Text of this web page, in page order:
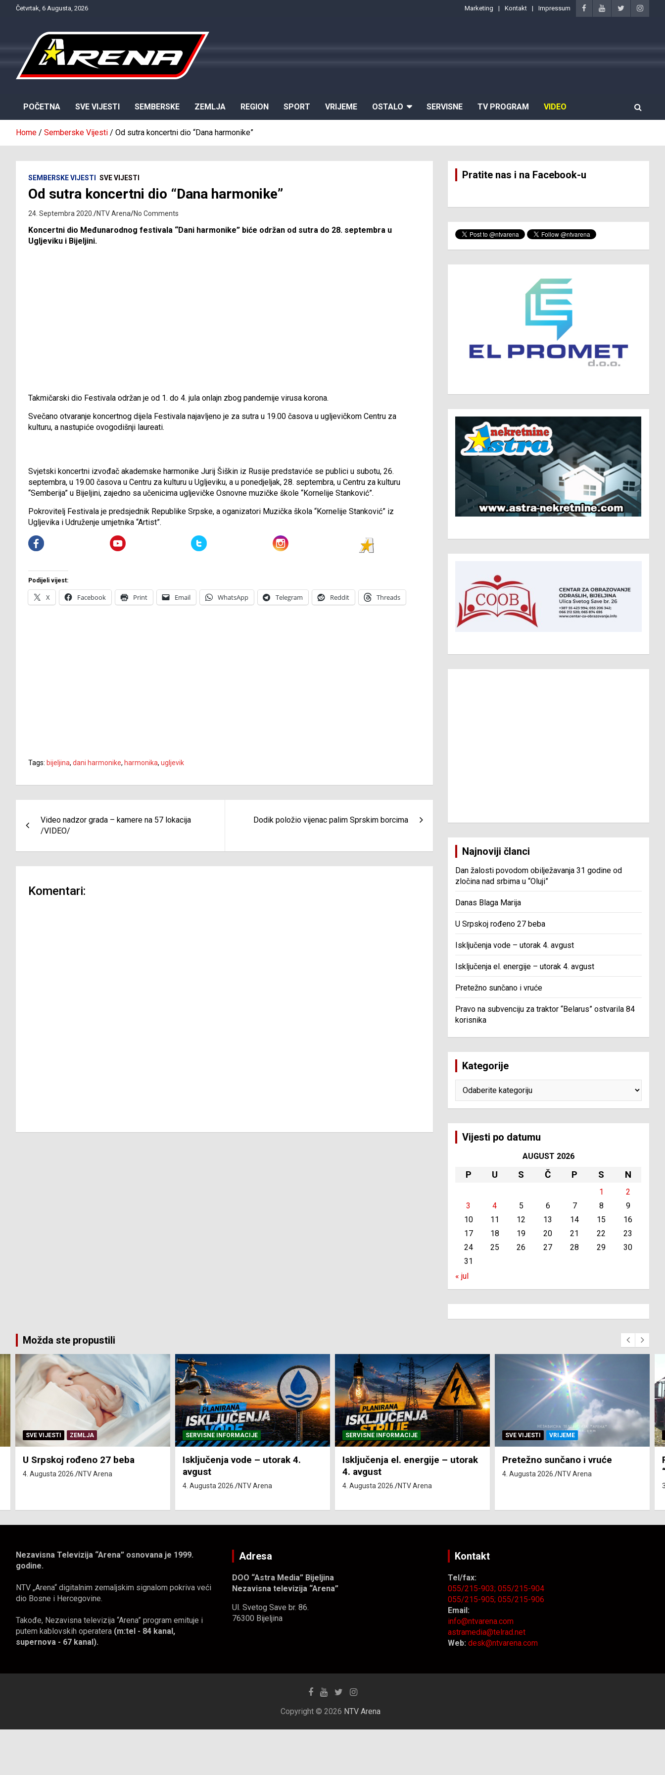
Četvrtak, 6 Augusta, 2026 Marketing Kontakt Impressum
POČETNA SVE VIJESTI SEMBERSKE ZEMLJA REGION SPORT VRIJEME OSTALO SERVISNE TV PROGRAM VIDEO
Home Semberske Vijesti Od sutra koncertni dio “Dana harmonike”
SEMBERSKE VIJESTI SVE VIJESTI
Od sutra koncertni dio “Dana harmonike”
24. Septembra 2020. NTV Arena No Comments
Koncertni dio Međunarodnog festivala “Dani harmonike” biće održan od sutra do 28. septembra u
Ugljeviku i Bijeljini.
Takmičarski dio Festivala održan je od 1. do 4. jula onlajn zbog pandemije virusa korona.
Svečano otvaranje koncertnog dijela Festivala najavljeno je za sutra u 19.00 časova u ugljevičkom Centru za
kulturu, a nastupiće ovogodišnji laureati.
Svjetski koncertni izvođač akademske harmonike Jurij Šiškin iz Rusije predstaviće se publici u subotu, 26.
septembra, u 19.00 časova u Centru za kulturu u Ugljeviku, a u ponedjeljak, 28. septembra, u Centru za kulturu
“Semberija” u Bijeljini, zajedno sa učenicima ugljevičke Osnovne muzičke škole “Kornelije Stanković”.
Pokrovitelj Festivala je predsjednik Republike Srpske, a oganizatori Muzička škola “Kornelije Stanković” iz
Ugljevika i Udruženje umjetnika “Artist”.
Podijeli vijest:
X Facebook Print Email WhatsApp Telegram Reddit Threads
Tags: bijeljina, dani harmonike, harmonika, ugljevik
članaka
Video nadzor grada – kamere na 57 lokacija
/VIDEO/
Dodik položio vijenac palim Sprskim borcima
Komentari:
Pratite nas i na Facebook-u
Najnoviji članci
Dan žalosti povodom obilježavanja 31 godine od
zločina nad srbima u “Oluji”
Danas Blaga Marija
U Srpskoj rođeno 27 beba
Isključenja vode – utorak 4. avgust
Isključenja el. energije – utorak 4. avgust
Pretežno sunčano i vruće
Pravo na subvenciju za traktor “Belarus” ostvarila 84
korisnika
Kategorije
Vijesti po datumu
AUGUST 2026
P U S Č P S N
1
2
3
4 5 6 7 8
9
10
11 12 13 14 15
16
17
18 19 20 21 22
23
24
25 26 27 28 29
30
31
« jul
Možda ste propustili
SERVISNE INFORMACIJE
Isključenja vode – utorak 4.
avgust
SERVISNE INFORMACIJE
Isključenja el. energije – utorak
4. avgust
4. Augusta 2026. NTV Arena
SVE VIJESTI VRIJEME
Pretežno sunčano i vruće
4. Augusta 2026.
SVE VIJESTI ZEMLJA
Pravo na subvenciju za traktor
“Belarus” ostvarila 84 korisnika
Nezavisna Televizija “Arena” osnovana je 1999.
godine.
NTV „Arena“ digitalnim zemaljskim signalom pokriva veći
dio Bosne i Hercegovine.
Takođe, Nezavisna televizija “Arena” program emituje i
putem kablovskih operatera (m:tel - 84 kanal,
supernova - 67 kanal).
Adresa
DOO “Astra Media” Bijeljina
Nezavisna televizija “Arena”
Ul. Svetog Save br. 86.
76300 Bijeljina
Kontakt
Tel/fax:
055/215-903;055/215-904
055/215-905;055/215-906
Email:
info@ntvarena.com
astramedia@telrad.net
Web: desk@ntvarena.com
Copyright © 2026 NTV Arena